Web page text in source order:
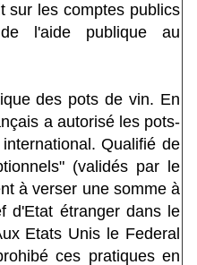
sur les comptes publics
l'aide publique au
des pots de vin. En
a autorisé les pots-
Qualifié de
(validés par le
à verser une somme à
d'Etat étranger dans le
Etats Unis le Federal
ces pratiques en